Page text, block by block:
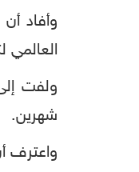
وأفاد أن
العالمي
ولفت
شهرين.
واعترف